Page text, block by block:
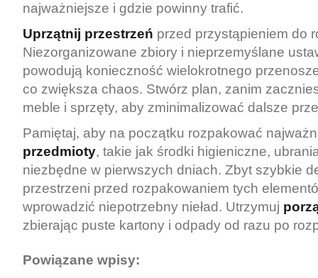
najważniejsze i gdzie powinny trafić.
Uprzątnij przestrzeń przed przystąpieniem do
Niezorganizowane zbiory i nieprzemyślane
powodują konieczność wielokrotnego
co zwiększa chaos. Stwórz plan, zanim
meble i sprzęty, aby zminimalizować dalsze
Pamiętaj, aby na początku rozpakować
przedmioty, takie jak środki higieniczne,
niezbędne w pierwszych dniach. Zbyt szybkie
przestrzeni przed rozpakowaniem tych
wprowadzić niepotrzebny nieład. Utrzymuj
zbierając puste kartony i odpady od razu po
Powiązane wpisy: